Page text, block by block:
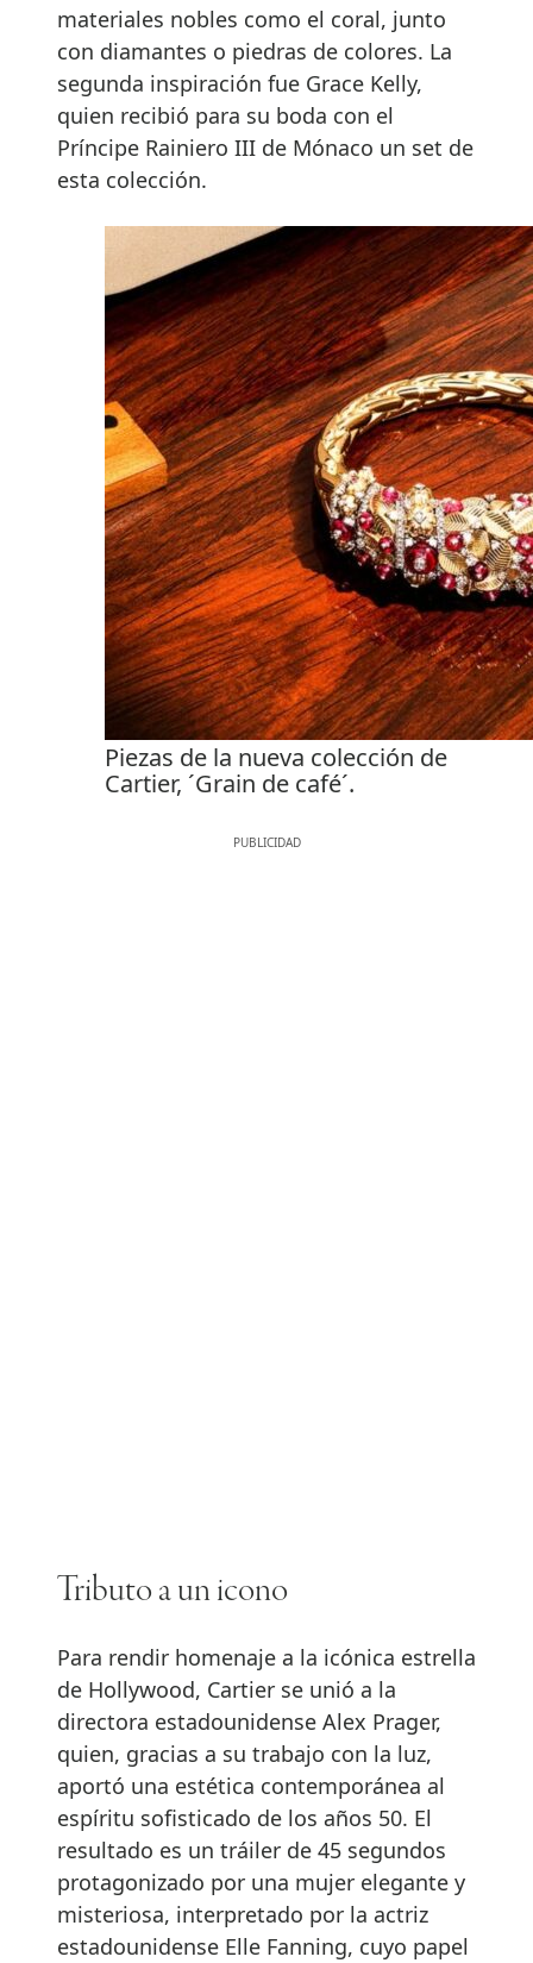
materiales nobles como el coral, junto
con diamantes o piedras de colores. La
segunda inspiración fue Grace Kelly,
quien recibió para su boda con el
Príncipe Rainiero III de Mónaco un set de
esta colección.
Piezas de la nueva colección de
Cartier, ´Grain de café´.
Tributo a un icono
Para rendir homenaje a la icónica estrella
de Hollywood, Cartier se unió a la
directora estadounidense Alex Prager,
quien, gracias a su trabajo con la luz,
aportó una estética contemporánea al
espíritu sofisticado de los años 50. El
resultado es un tráiler de 45 segundos
protagonizado por una mujer elegante y
misteriosa, interpretado por la actriz
estadounidense Elle Fanning, cuyo papel